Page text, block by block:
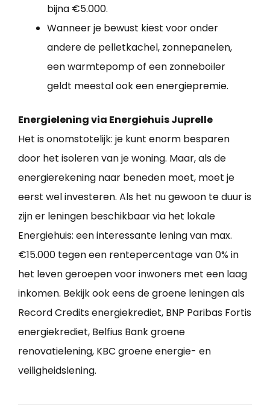
bijna €5.000.
Wanneer je bewust kiest voor onder
andere de pelletkachel, zonnepanelen,
een warmtepomp of een zonneboiler
geldt meestal ook een energiepremie.
Energielening via Energiehuis Juprelle
Het is onomstotelijk: je kunt enorm besparen
door het isoleren van je woning. Maar, als de
energierekening naar beneden moet, moet je
eerst wel investeren. Als het nu gewoon te duur is
zijn er leningen beschikbaar via het lokale
Energiehuis: een interessante lening van max.
€15.000 tegen een rentepercentage van 0% in
het leven geroepen voor inwoners met een laag
inkomen. Bekijk ook eens de groene leningen als
Record Credits energiekrediet, BNP Paribas Fortis
energiekrediet, Belfius Bank groene
renovatielening, KBC groene energie- en
veiligheidslening.